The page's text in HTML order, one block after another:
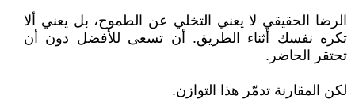
الرضا الحقيقي لا يعني التخلي عن الطموح، بل يعني ألا
تكره نفسك أثناء الطريق. أن تسعى للأفضل دون أن
تحتقر الحاضر.
لكن المقارنة تدمّر هذا التوازن.